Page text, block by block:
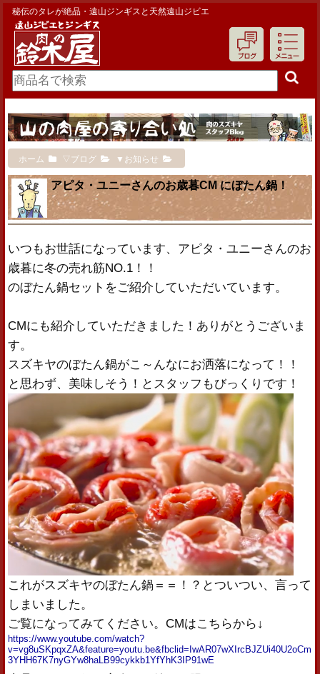
秘伝のタレが絶品・遠山ジンギスと天然遠山ジビエ
ホーム ▽ブログ ▼お知らせ
アピタ・ユニーさんのお歳暮CM にぼたん鍋！
いつもお世話になっています、アピタ・ユニーさんのお
歳暮に冬の売れ筋NO.1！！
のぼたん鍋セットをご紹介していただいています。
CMにも紹介していただきました！ありがとうございま
す。
スズキヤのぼたん鍋がこ～んなにお洒落になって！！
と思わず、美味しそう！とスタッフもびっくりです！
これがスズキヤのぼたん鍋＝＝！？とついつい、言って
しまいました。
ご覧になってみてください。CMはこちらから↓
https://www.youtube.com/watch?
v=vg8uSKpqxZA&feature=youtu.be&fbclid=IwAR07wXIrcBJZUi40U2oCm
3YHH67K7nyGYw8haLB99cykkb1YfYhK3IP91wE